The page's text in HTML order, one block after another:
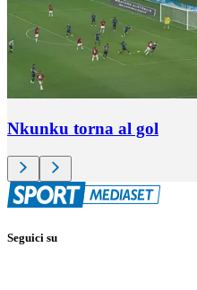
Nkunku torna al gol
Seguici su